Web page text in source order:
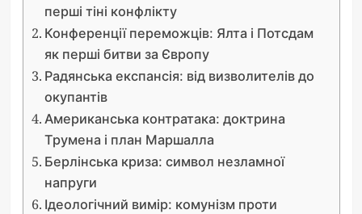
перші тіні конфлікту
Конференції переможців: Ялта і Потсдам
як перші битви за Європу
Радянська експансія: від визволителів до
окупантів
Американська контратака: доктрина
Трумена і план Маршалла
Берлінська криза: символ незламної
напруги
Ідеологічний вимір: комунізм проти